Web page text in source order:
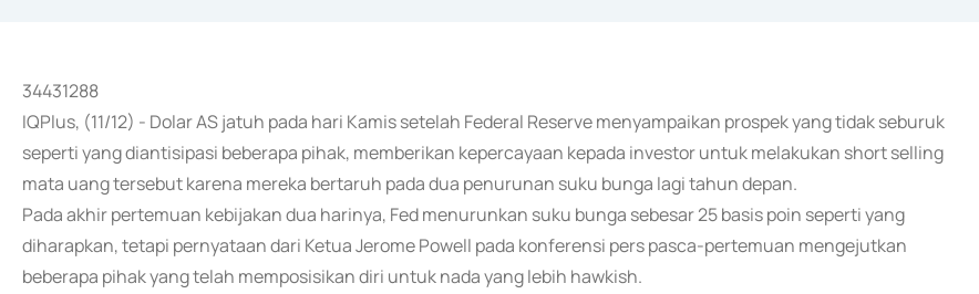
34431288
IQPlus, (11/12) - Dolar AS jatuh pada hari Kamis setelah Federal Reserve menyampaikan prospek yang tidak seburuk
seperti yang diantisipasi beberapa pihak, memberikan kepercayaan kepada investor untuk melakukan short selling
mata uang tersebut karena mereka bertaruh pada dua penurunan suku bunga lagi tahun depan.
Pada akhir pertemuan kebijakan dua harinya, Fed menurunkan suku bunga sebesar 25 basis poin seperti yang
diharapkan, tetapi pernyataan dari Ketua Jerome Powell pada konferensi pers pasca-pertemuan mengejutkan
beberapa pihak yang telah memposisikan diri untuk nada yang lebih hawkish.